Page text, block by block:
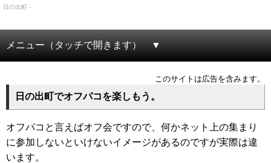
日の出町 -
メニュー（タッチで開きます）
このサイトは広告を含みます。
日の出町でオフパコを楽しもう。
オフパコと言えばオフ会ですので、何かネット上の集まり
に参加しないといけないイメージがあるのですが実際は違
います。